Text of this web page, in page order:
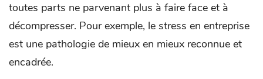
toutes parts ne parvenant plus à faire face et à
décompresser. Pour exemple, le stress en entreprise
est une pathologie de mieux en mieux reconnue et
encadrée.